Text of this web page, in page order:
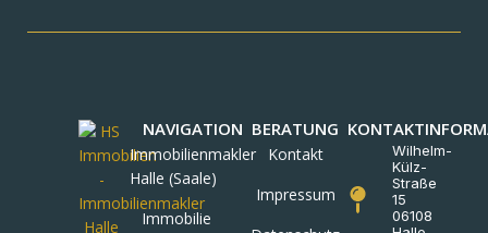
NAVIGATION
Immobilienmakler
Halle (Saale)
Immobilie
BERATUNG
Kontakt
Impressum
Wilhelm-
Külz-
Straße
15
06108